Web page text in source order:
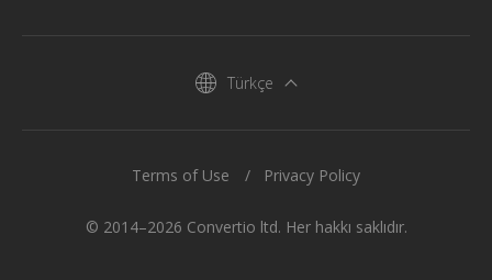
Türkçe
© 2014–2026 Convertio ltd. Her hakkı saklıdır.
Terms of Use Privacy Policy